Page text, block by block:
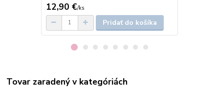
12,90 €/ks
Pridať do košíka
Tovar zaradený v kategóriách